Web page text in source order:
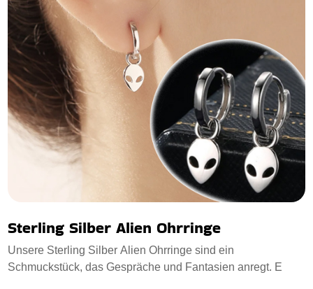
Sterling Silber Alien Ohrringe
Unsere Sterling Silber Alien Ohrringe sind ein
Schmuckstück, das Gespräche und Fantasien anregt. E